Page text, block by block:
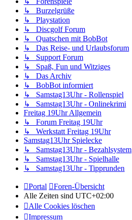
↳ Burzelgrüße
↳ Playstation
↳ Discgolf Forum
↳ Quatschen mit BobBot
↳ Das Reise- und Urlaubsforum
↳ Support Forum
↳ Spaß, Fun und Witziges
↳ Das Archiv
↳ BobBot informiert
↳ Samstag13Uhr - Rollenspiel
↳ Samstag13Uhr - Onlinekrimi
Freitag 19Uhr Allgemein
↳ Forum Freitag 19Uhr
↳ Werkstatt Freitag 19Uhr
Samstag13Uhr Spielecke
↳ Samstag13Uhr - Bezahlsystem
↳ Samstag13Uhr - Spielhalle
↳ Samstag13Uhr - Tipprunden
Portal
Foren-Übersicht
Alle Zeiten sind UTC+02:00
Alle Cookies löschen
Impressum